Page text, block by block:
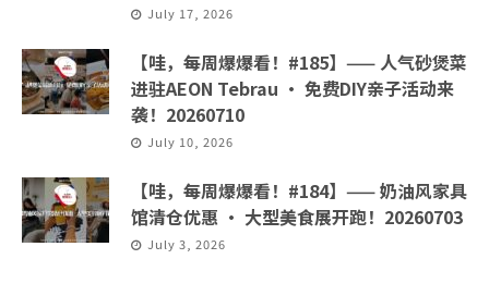
July 17, 2026
【哇，每周爆爆看！#185】—— 人气砂煲菜
进驻AEON Tebrau · 免费DIY亲子活动来
袭！20260710
July 10, 2026
【哇，每周爆爆看！#184】—— 奶油风家具
馆清仓优惠 · 大型美食展开跑！20260703
July 3, 2026